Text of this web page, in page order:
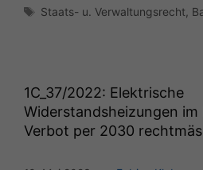
Schlagwörter
Staats- u. Verwaltungsrecht
1C_37/2022: Elektrische
Widerstandsheizungen
Verbot per 2030